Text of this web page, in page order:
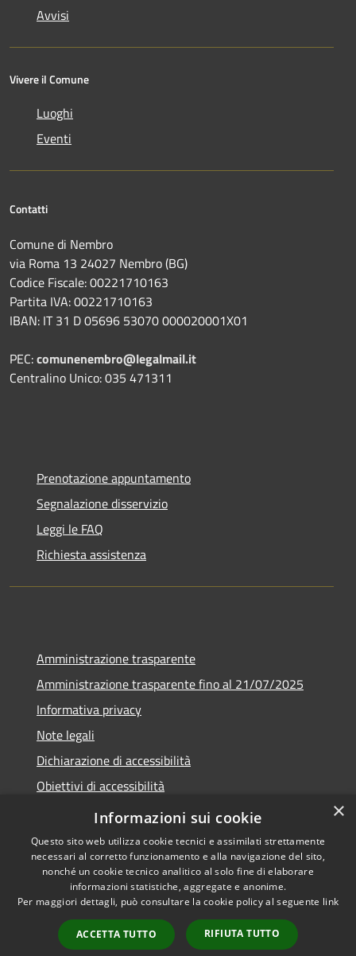
Avvisi
Vivere il Comune
Luoghi
Eventi
Contatti
Comune di Nembro
via Roma 13 24027 Nembro (BG)
Codice Fiscale: 00221710163
Partita IVA: 00221710163
IBAN: IT 31 D 05696 53070 000020001X01
PEC:comunenembro@legalmail.it
Centralino Unico: 035 471311
Prenotazione appuntamento
Segnalazione disservizio
Leggi le FAQ
Richiesta assistenza
Amministrazione trasparente
Amministrazione trasparente fino al 21/07/2025
Informativa privacy
Note legali
Dichiarazione di accessibilità
Obiettivi di accessibilità
Piano di miglioramento
Accessibilità
Copyright © 2026 • Comune di
Nembro • Powered by
Municipium•
Accesso
redazione
×
Informazioni sui cookie
Questo sito web utilizza cookie tecnici e assimilati strettamente
necessari al corretto funzionamento e alla navigazione del sito,
nonché un cookie tecnico analitico al solo fine di elaborare
informazioni statistiche, aggregate e anonime.
Per maggiori dettagli, può consultare la cookie policy al seguente link
ACCETTA TUTTO RIFIUTA TUTTO